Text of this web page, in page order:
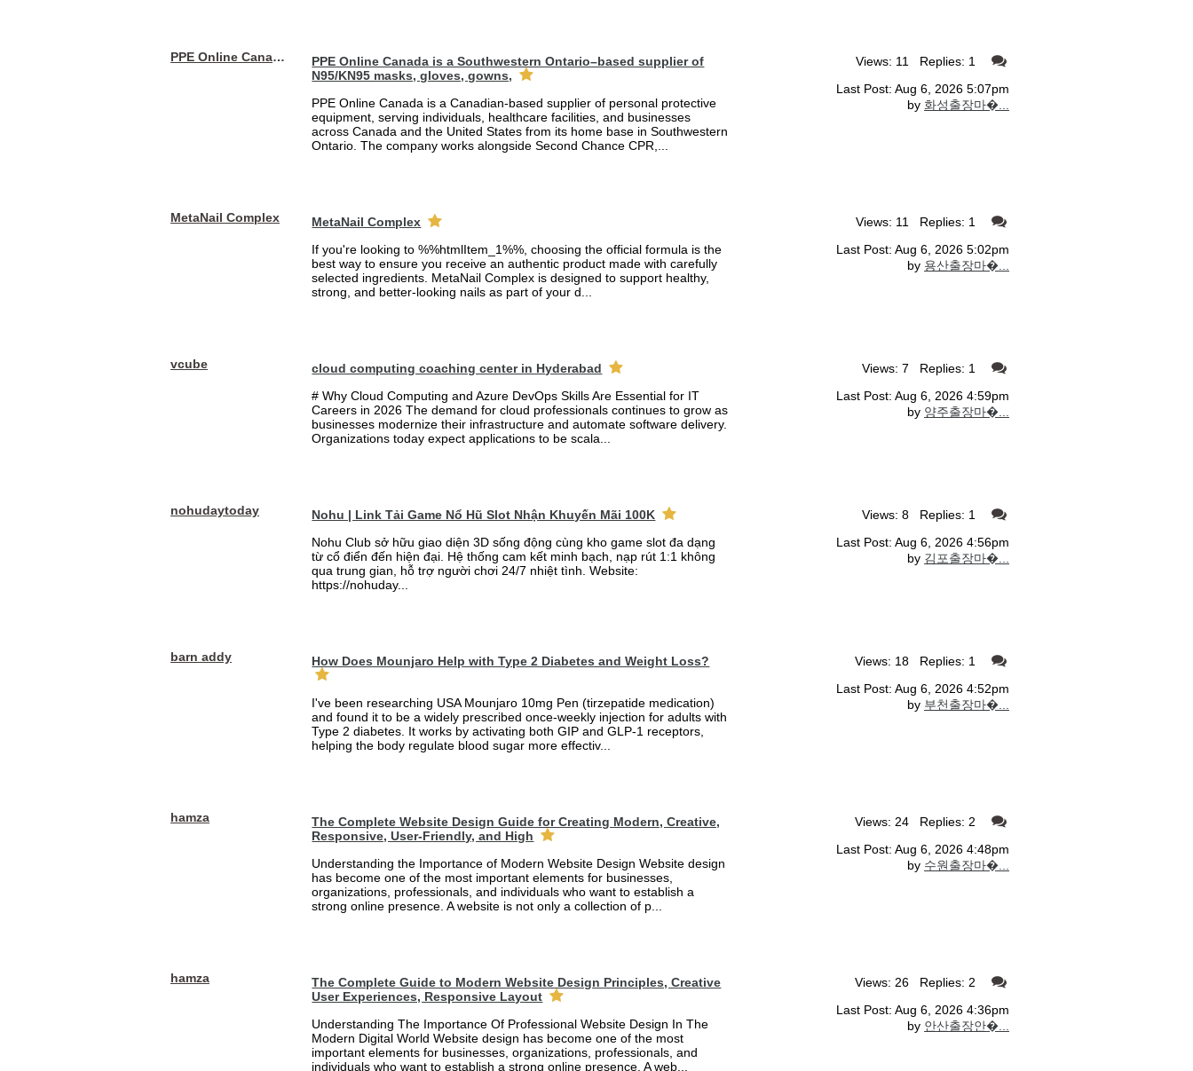
PPE Online Canada – Bulk PPE Supplier | N95, Gloves, Masks & Medical Supplies
PPE Online Canada is a Southwestern Ontario–based supplier of
N95/KN95 masks, gloves, gowns,
PPE Online Canada is a Canadian-based supplier of personal protective
equipment, serving individuals, healthcare facilities, and businesses
across Canada and the United States from its home base in Southwestern
Ontario. The company works alongside Second Chance CPR,...
Views: 11 Replies: 1
Last Post: Aug 6, 2026 5:07pm
by 화성출장마�...
MetaNail Complex
MetaNail Complex
If you're looking to %%htmlItem_1%%, choosing the official formula is the
best way to ensure you receive an authentic product made with carefully
selected ingredients. MetaNail Complex is designed to support healthy,
strong, and better-looking nails as part of your d...
Views: 11 Replies: 1
Last Post: Aug 6, 2026 5:02pm
by 용산출장마�...
vcube
cloud computing coaching center in Hyderabad
# Why Cloud Computing and Azure DevOps Skills Are Essential for IT
Careers in 2026 The demand for cloud professionals continues to grow as
businesses modernize their infrastructure and automate software delivery.
Organizations today expect applications to be scala...
Views: 7 Replies: 1
Last Post: Aug 6, 2026 4:59pm
by 양주출장마�...
nohudaytoday
Nohu | Link Tải Game Nổ Hũ Slot Nhận Khuyến Mãi 100K
Nohu Club sở hữu giao diện 3D sống động cùng kho game slot đa dạng
từ cổ điển đến hiện đại. Hệ thống cam kết minh bạch, nạp rút 1:1 không
qua trung gian, hỗ trợ người chơi 24/7 nhiệt tình. Website:
https://nohuday...
Views: 8 Replies: 1
Last Post: Aug 6, 2026 4:56pm
by 김포출장마�...
barn addy How Does Mounjaro Help with Type 2 Diabetes and Weight Loss?
I've been researching USA Mounjaro 10mg Pen (tirzepatide medication)
and found it to be a widely prescribed once-weekly injection for adults with
Type 2 diabetes. It works by activating both GIP and GLP-1 receptors,
helping the body regulate blood sugar more effectiv...
Views: 18 Replies: 1
Last Post: Aug 6, 2026 4:52pm
by 부천출장마�...
hamza
The Complete Website Design Guide for Creating Modern, Creative,
Responsive, User-Friendly, and High
Understanding the Importance of Modern Website Design Website design
has become one of the most important elements for businesses,
organizations, professionals, and individuals who want to establish a
strong online presence. A website is not only a collection of p...
Views: 24 Replies: 2
Last Post: Aug 6, 2026 4:48pm
by 수원출장마�...
hamza
The Complete Guide to Modern Website Design Principles, Creative
User Experiences, Responsive Layout
Understanding The Importance Of Professional Website Design In The
Modern Digital World Website design has become one of the most
important elements for businesses, organizations, professionals, and
individuals who want to establish a strong online presence. A web...
Views: 26 Replies: 2
Last Post: Aug 6, 2026 4:36pm
by 안산출장안�...